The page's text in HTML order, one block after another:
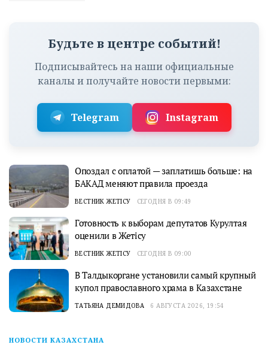
Будьте в центре событий!
Подписывайтесь на наши официальные
каналы и получайте новости первыми:
Telegram Instagram
Опоздал с оплатой — заплатишь больше: на
БАКАД меняют правила проезда
ВЕСТНИК ЖЕТІСУ СЕГОДНЯ В 09:49
Готовность к выборам депутатов Курултая
оценили в Жетісу
ВЕСТНИК ЖЕТІСУ СЕГОДНЯ В 09:00
В Талдыкоргане установили самый крупный
купол православного храма в Казахстане
ТАТЬЯНА ДЕМИДОВА 6 АВГУСТА 2026, 19:54
НОВОСТИ КАЗАХСТАНА